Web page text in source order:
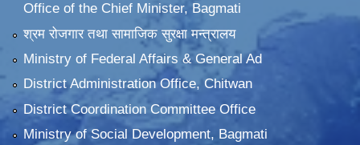
Office of the Chief Minister, Bagmati
श्रम रोजगार तथा सामाजिक सुरक्षा मन्त्रालय
Ministry of Federal Affairs & General Ad
District Administration Office, Chitwan
District Coordination Committee Office
Ministry of Social Development, Bagmati